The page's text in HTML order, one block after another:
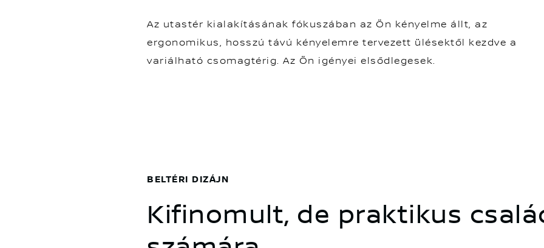
Az utastér kialakításának fókuszában az Ön kényelme állt, az
ergonomikus, hosszú távú kényelemre tervezett ülésektől kezdve a
variálható csomagtérig. Az Ön igényei elsődlegesek.
Kifinomult, de praktikus
BELTÉRI DIZÁJN